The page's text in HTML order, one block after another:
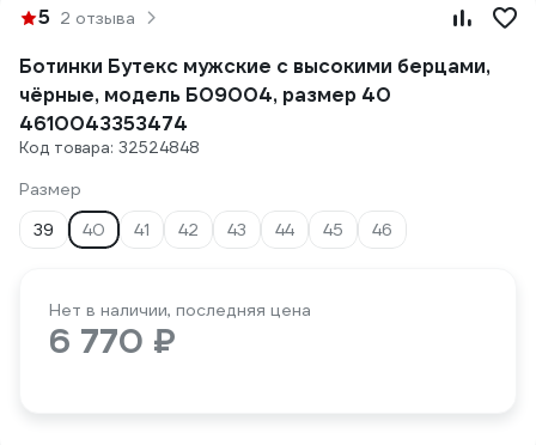
5 2 отзыва
Ботинки Бутекс мужские с высокими берцами,
чёрные, модель Б09004, размер 40
4610043353474
Код товара: 32524848
Размер
39
40 41 42 43 44 45 46
Нет в наличии, последняя цена
6 770 ₽